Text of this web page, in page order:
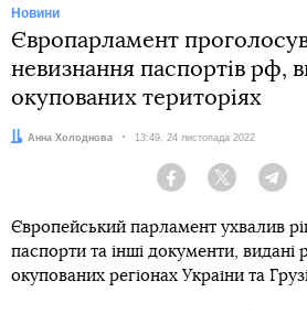
Новини
Європарламент
невизнання паспортів рф,
окупованих територіях
Автор:
Анна Холоднова Дата:
13:49, 24 листопада 2022
Facebook Twitter
Європейський парламент ухвалив
паспорти та інші документи, видані
окупованих регіонах України та